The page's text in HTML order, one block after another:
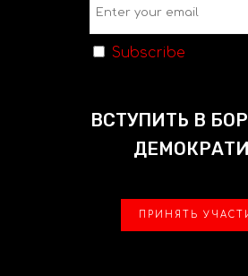
Subscribe
ВСТУПИТЬ В
ПРИНЯТЬ